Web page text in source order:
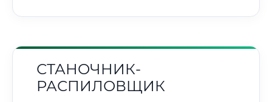
СТАНОЧНИК-
РАСПИЛОВЩИК